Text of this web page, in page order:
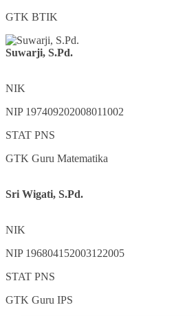
GTK BTIK
Suwarji, S.Pd.
NIK
NIP 197409202008011002
STAT PNS
GTK Guru Matematika
Sri Wigati, S.Pd.
NIK
NIP 196804152003122005
STAT PNS
GTK Guru IPS